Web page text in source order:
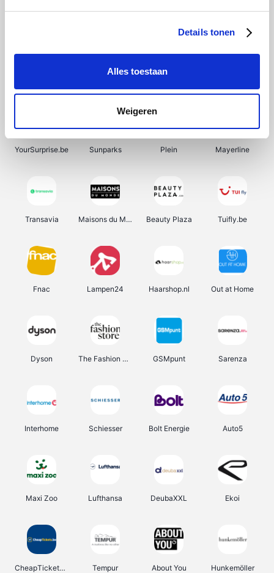
Details tonen
Alles toestaan
Weigeren
SupraBazar Shein Bergfreunde Smartwatchbanden
YourSurprise.be Sunparks Plein Mayerline
Transavia Maisons du Monde Beauty Plaza Tuifly.be
Fnac Lampen24 Haarshop.nl Out at Home
Dyson The Fashion Store GSMpunt Sarenza
Interhome Schiesser Bolt Energie Auto5
Maxi Zoo Lufthansa DeubaXXL Ekoi
CheapTickets.be Tempur About You Hunkemöller